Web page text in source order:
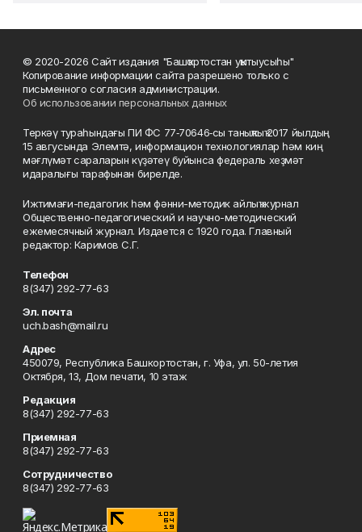
© 2020-2026 Сайт издания "Башҡортостан уҡытыусыһы"
Копирование информации сайта разрешено только с
письменного согласия администрации.
Об использовании персональных данных
Теркәү тураһындағы ПИ ФС 77‑70646‑сы таныҡлыҡ 2017 йылдың
15 авгусында Элемтә, информацион технологиялар һәм киң
мәғлүмәт сараларын күҙәтеү буйынса федераль хеҙмәт
идаралығы тарафынан бирелде.
Ижтимағи-педагогик һәм фәнни-методик айлыҡ журнал
Общественно-педагогический и научно-методический
ежемесячный журнал. Издается с 1920 года. Главный
редактор: Каримов С.Г.
Телефон
8(347) 292-77-63
Эл. почта
uch.bash@mail.ru
Адрес
450079, Республика Башкортостан, г. Уфа, ул. 50-летия
Октября, 13, Дом печати, 10 этаж
Редакция
8(347) 292-77-63
Приемная
8(347) 292-77-63
Сотрудничество
8(347) 292-77-63